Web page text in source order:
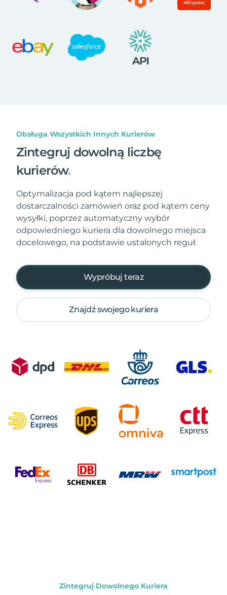
Obsługa Wszystkich Innych Kurierów
Zintegruj dowolną liczbę
kurierów.
Optymalizacja pod kątem najlepszej
dostarczalności zamówień oraz pod kątem ceny
wysyłki, poprzez automatyczny wybór
odpowiedniego kuriera dla dowolnego miejsca
docelowego, na podstawie ustalonych reguł.
Wypróbuj teraz
Znajdź swojego kuriera
Zintegruj Dowolnego Kuriera